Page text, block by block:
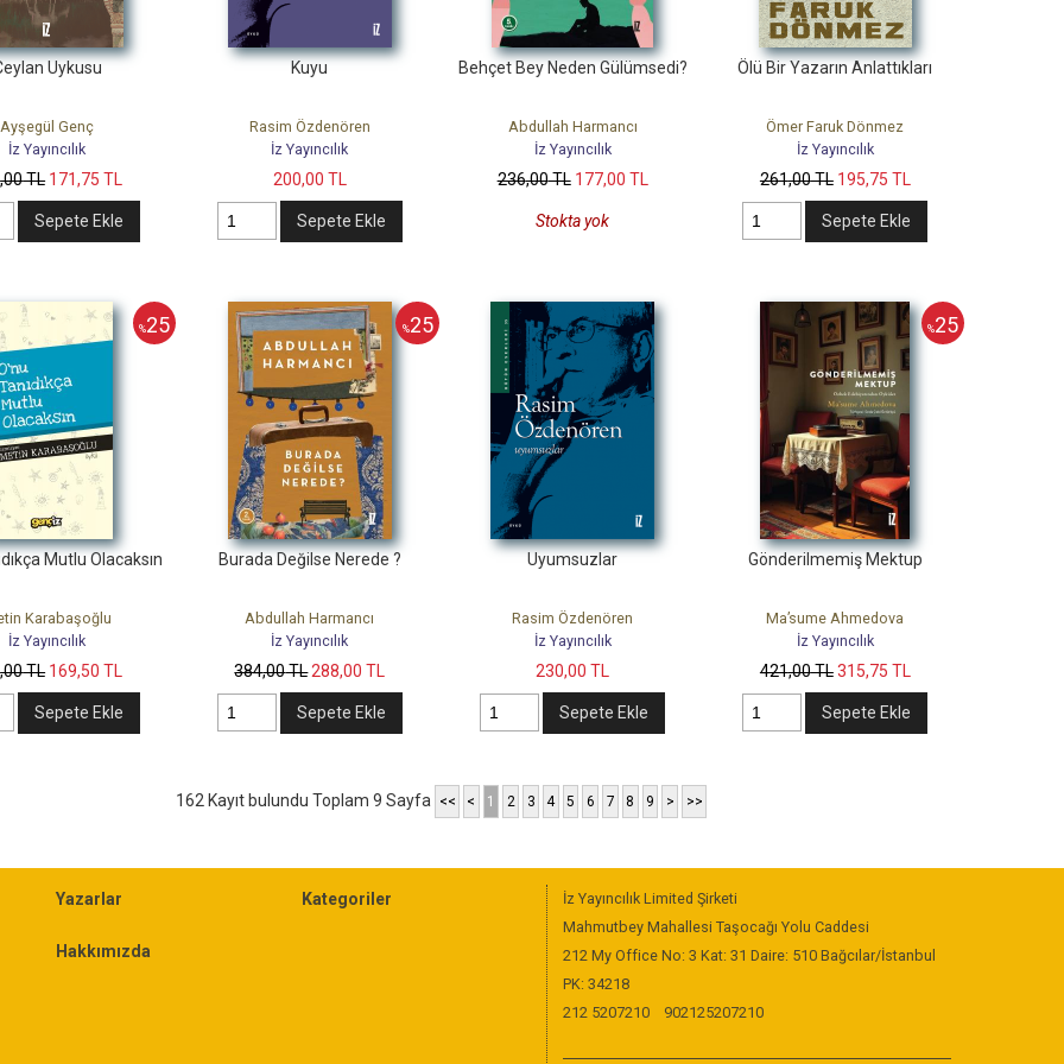
Uykusu
Ayşegül Genç
İz Yayıncılık
,00TL 171,75 TL
Sepete Ekle
Kuyu
Rasim Özdenören
İz Yayıncılık
200,00 TL
Sepete Ekle
Behçet Bey Neden Gülümsedi?
Abdullah Harmancı
İz Yayıncılık
236,00TL 177,00 TL
Stokta yok
Ölü Bir Yazarın Anlattıkları
Ömer Faruk Dönmez
İz Yayıncılık
261,00TL 195,75 TL
Sepete Ekle
%25
Mutlu Olacaksın
Karabaşoğlu
İz Yayıncılık
,00TL 169,50 TL
Sepete Ekle
%25
Burada Değilse Nerede ?
Abdullah Harmancı
İz Yayıncılık
384,00TL288,00 TL
Sepete Ekle
Uyumsuzlar
Rasim Özdenören
İz Yayıncılık
230,00 TL
Sepete Ekle
%25
Gönderilmemiş Mektup
Ma’sume Ahmedova
İz Yayıncılık
421,00TL315,75 TL
Sepete Ekle
162 Kayıt bulundu Toplam 9 Sayfa << < 1 2 3 4 5 6 7 8 9 > >>
Yazarlar Kategoriler
Hakkımızda
İz Yayıncılık Limited Şirketi
Mahmutbey Mahallesi Taşocağı Yolu Caddesi
212 My Office No: 3 Kat: 31 Daire: 510 Bağcılar/İstanbul
PK: 34218
212 5207210
902125207210